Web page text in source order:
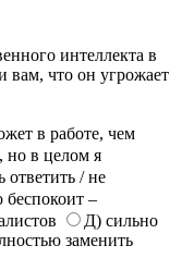
интеллекта в
вам, что он угрожает
в работе, чем
но в целом я
ответить / не
беспокоит –
Д) сильно
заменить